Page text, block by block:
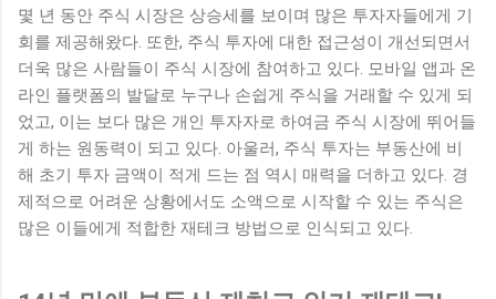
몇 년 동안 주식 시장은 상승세를 보이며 많은 투자자들에게 기
회를 제공해왔다. 또한, 주식 투자에 대한 접근성이 개선되면서
더욱 많은 사람들이 주식 시장에 참여하고 있다. 모바일 앱과 온
라인 플랫폼의 발달로 누구나 손쉽게 주식을 거래할 수 있게 되
었고, 이는 보다 많은 개인 투자자로 하여금 주식 시장에 뛰어들
게 하는 원동력이 되고 있다. 아울러, 주식 투자는 부동산에 비
해 초기 투자 금액이 적게 드는 점 역시 매력을 더하고 있다. 경
제적으로 어려운 상황에서도 소액으로 시작할 수 있는 주식은
많은 이들에게 적합한 재테크 방법으로 인식되고 있다.